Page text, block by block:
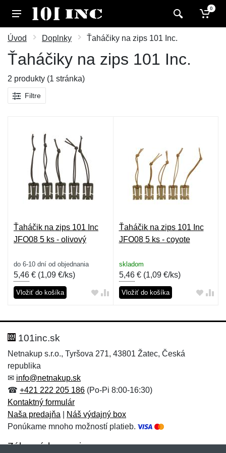
0
Úvod Doplnky Ťaháčiky na zips 101 Inc.
Ťaháčiky na zips 101 Inc.
2 produkty (1 stránka)
Filtre
Ťaháčik na zips 101 Inc
JFO08 5 ks - olivový
do 6-10 dní od objednania
5,46 € (1,09 €/ks)
Vložiť do košíka
Ťaháčik na zips 101 Inc
JFO08 5 ks - coyote
skladom
5,46€ (1,09 €/ks)
Vložiť do košíka
101inc.sk
Netnakup s.r.o., Tyršova 271, 43801 Žatec, Česká
republika
✉ info@netnakup.sk
☎ +421 222 205 186 (Po-Pi 8:00-16:30)
Kontaktný formulár
Naša predajňa
Náš výdajný box
Ponúkame mnoho možností platieb.
Zákaznícky servis